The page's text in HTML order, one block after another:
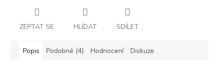
ZEPTAT SE HLÍDAT SDÍLET
Popis Podobné (4) Hodnocení Diskuze